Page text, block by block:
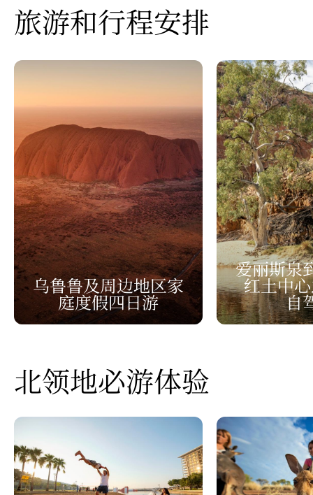
旅游和行程安排
乌鲁鲁及周边地区家
庭度假四日游
爱丽斯泉
红土中
自
北领地必游体验